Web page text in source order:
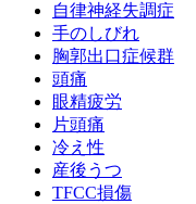
自律神経失調症
手のしびれ
胸郭出口症候群
頭痛
眼精疲労
片頭痛
冷え性
産後うつ
TFCC損傷